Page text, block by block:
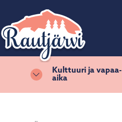
Vaihda alasvetovalikkoa
Kulttuuri ja vapaa-
aika